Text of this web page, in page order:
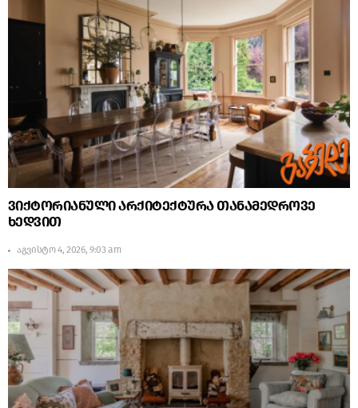
ვიქტორიანული არქიტექტურა თანამედროვე
ხედვით
აგვისტო 4, 2026, 9:03 am